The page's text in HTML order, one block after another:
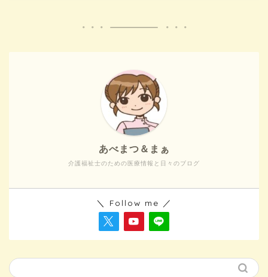
介護福祉士のための医療情報と日々のブログ
あべまつ＆まぁ
＼ Follow me ／